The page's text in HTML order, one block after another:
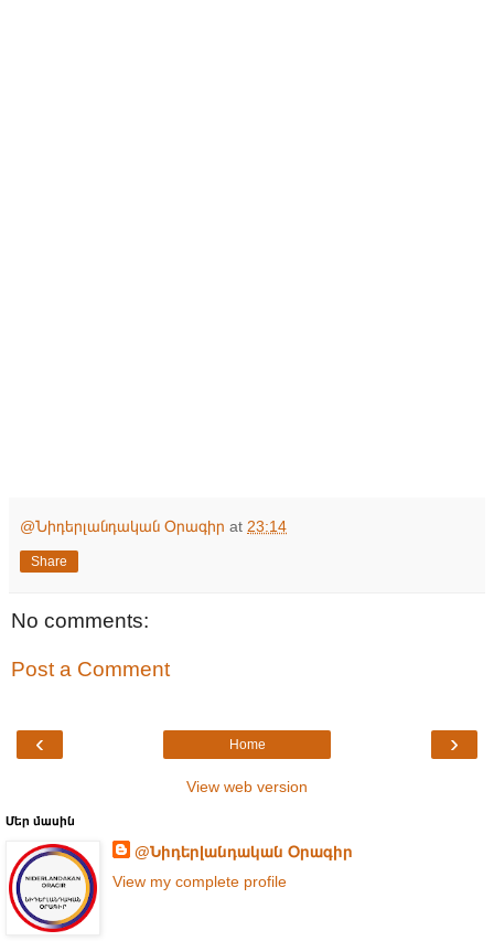
@Նիդերլանդական Օրագիր at 23:14
Share
No comments:
Post a Comment
‹ ›
Home
View web version
Մեր մասին
@Նիդերլանդական Օրագիր
View my complete profile